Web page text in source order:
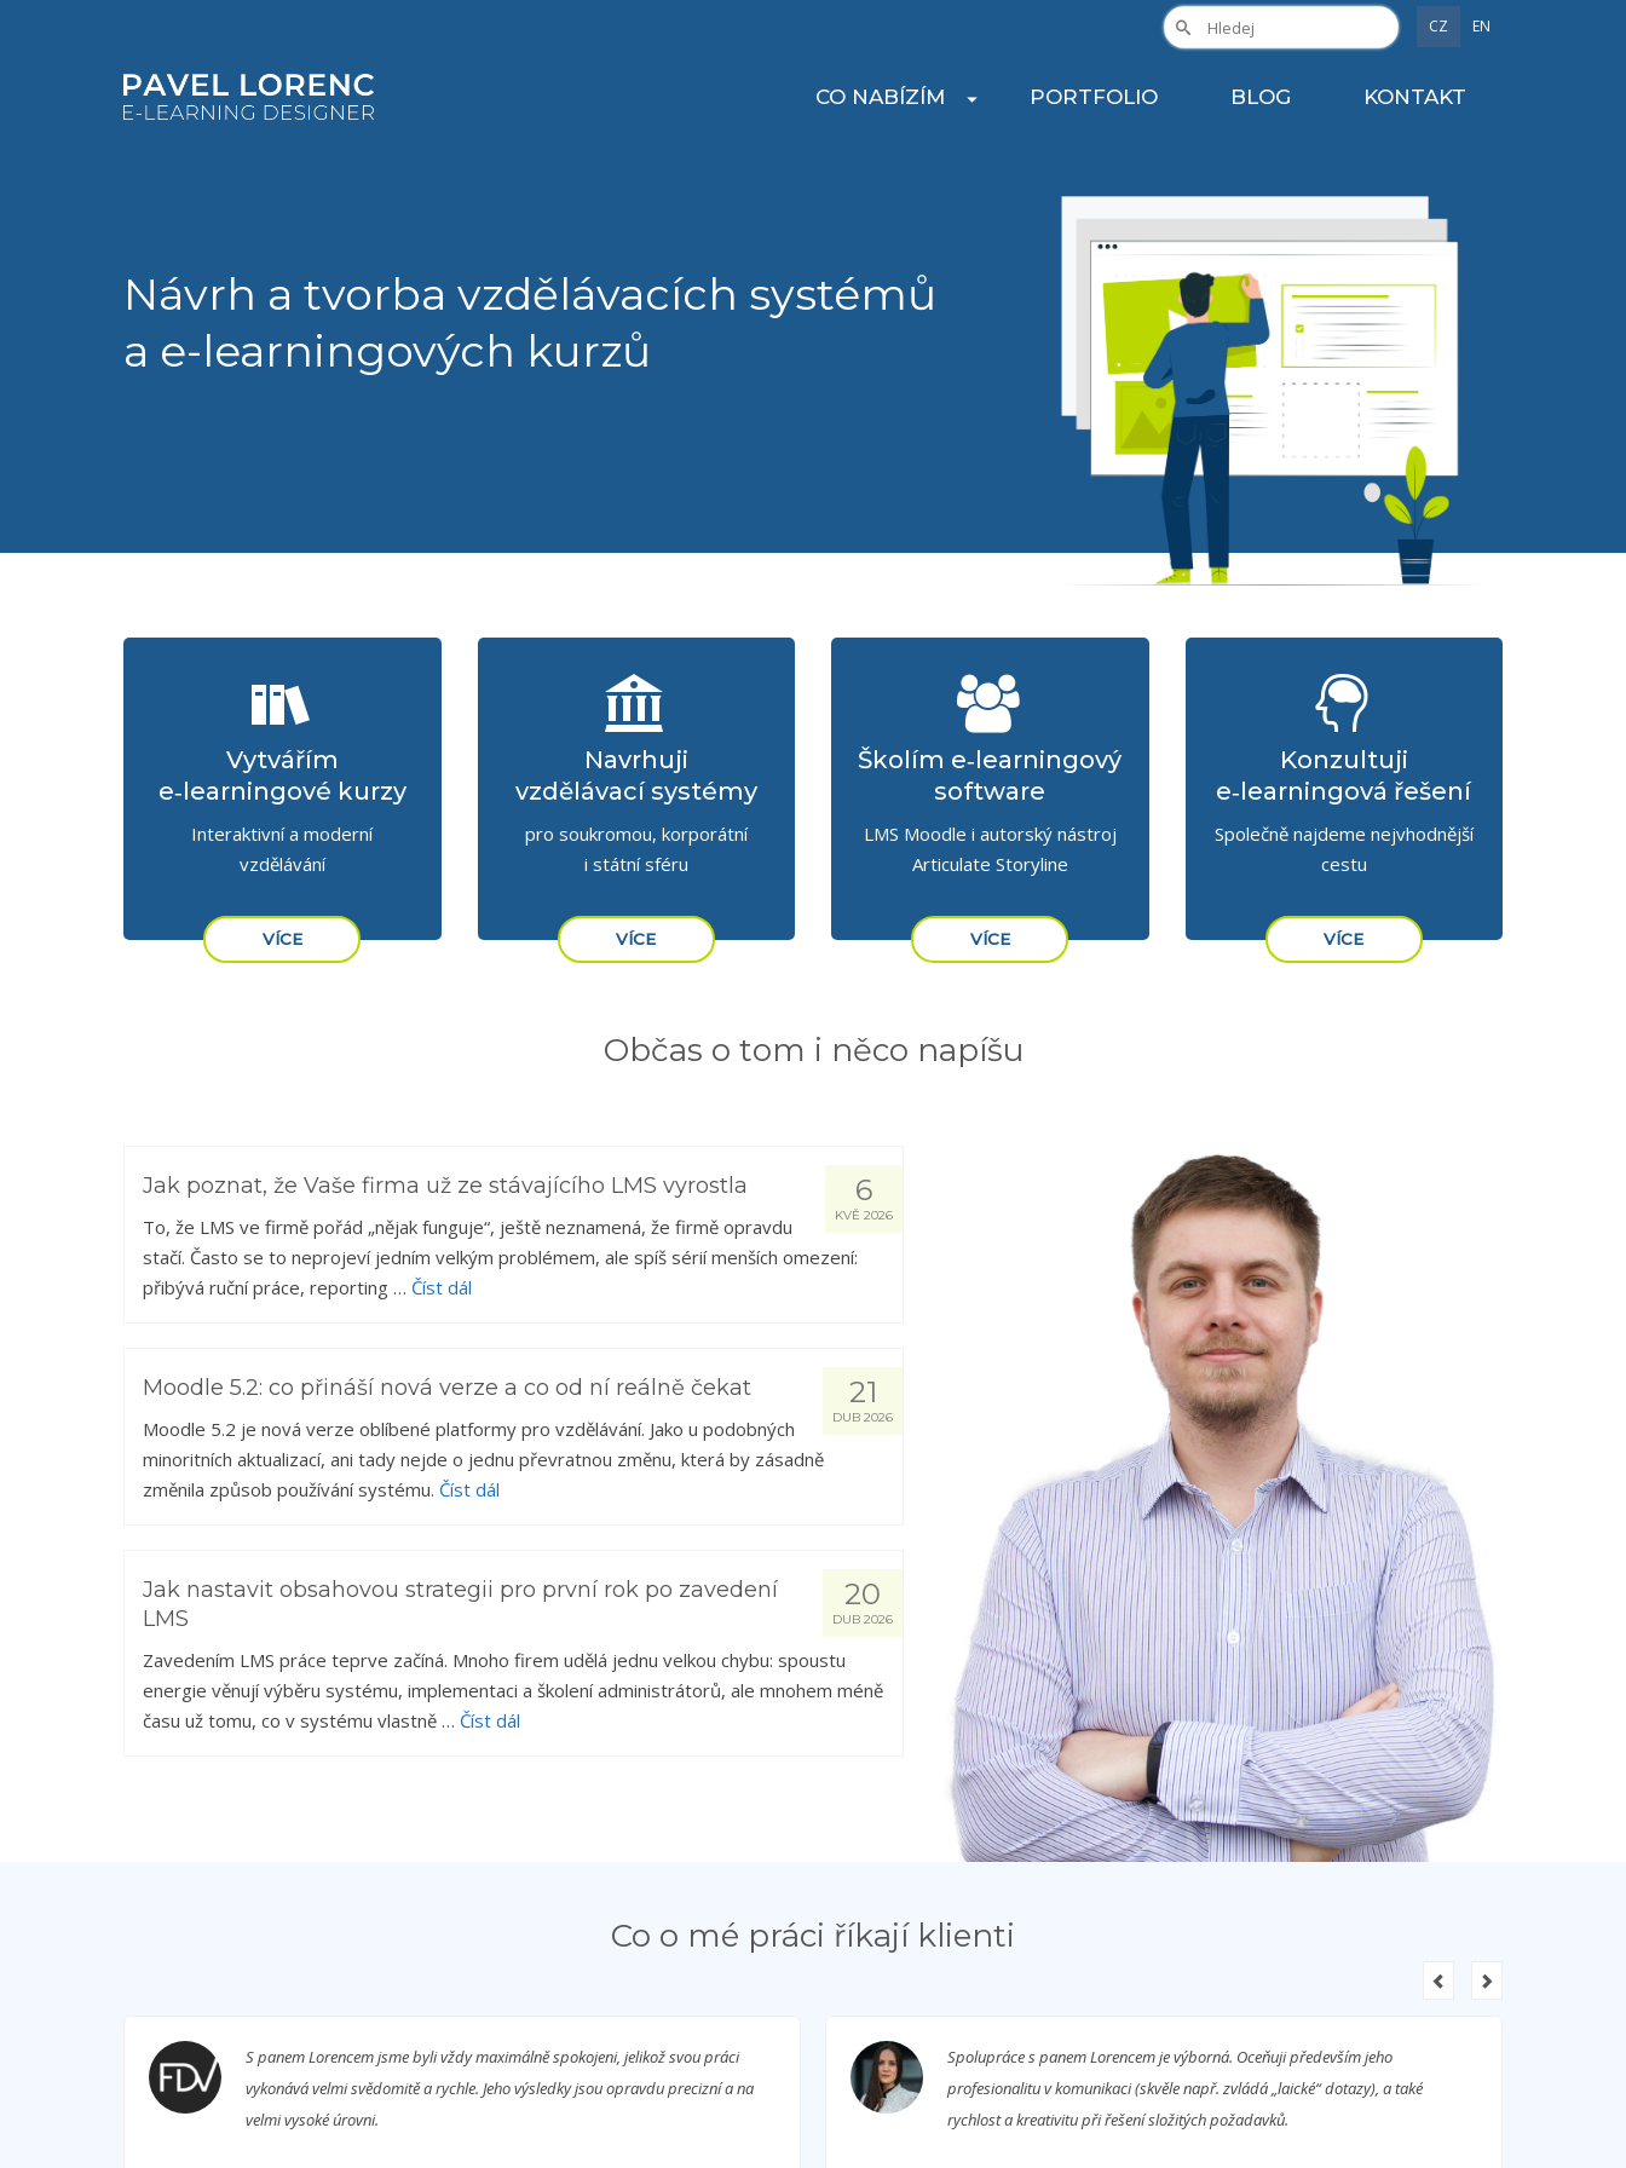
CZ EN
CO NABÍZÍM PORTFOLIO BLOG KONTAKT
Návrh a tvorba vzdělávacích systémů
a e-learningových kurzů
Vytvářím
e‑learningové kurzy
Interaktivní a moderní
vzdělávání
VÍCE
Navrhuji
vzdělávací systémy
pro soukromou, korporátní
i státní sféru
VÍCE
Školím e‑learningový
software
LMS Moodle i autorský nástroj
Articulate Storyline
VÍCE
Konzultuji
e‑learningová řešení
Společně najdeme nejvhodnější
cestu
VÍCE
Občas o tom i něco napíšu
6
KVĚ 2026
Jak poznat, že Vaše firma už ze stávajícího LMS vyrostla
To, že LMS ve firmě pořád „nějak funguje“, ještě neznamená, že firmě opravdu
stačí. Často se to neprojeví jedním velkým problémem, ale spíš sérií menších omezení:
přibývá ruční práce, reporting … Číst dál
21
DUB 2026
Moodle 5.2: co přináší nová verze a co od ní reálně čekat
Moodle 5.2 je nová verze oblíbené platformy pro vzdělávání. Jako u podobných
minoritních aktualizací, ani tady nejde o jednu převratnou změnu, která by zásadně
změnila způsob používání systému. Číst dál
20
DUB 2026
Jak nastavit obsahovou strategii pro první rok po zavedení
LMS
Zavedením LMS práce teprve začíná. Mnoho firem udělá jednu velkou chybu: spoustu
energie věnují výběru systému, implementaci a školení administrátorů, ale mnohem méně
času už tomu, co v systému vlastně … Číst dál
Co o mé práci říkají klienti
S panem Lorencem jsme byli vždy maximálně spokojeni, jelikož svou práci
vykonává velmi svědomitě a rychle. Jeho výsledky jsou opravdu precizní a na
velmi vysoké úrovni.
Spolupráce s panem Lorencem je výborná. Oceňuji především jeho
profesionalitu v komunikaci (skvěle např. zvládá „laické“ dotazy), a také
rychlost a kreativitu při řešení složitých požadavků.